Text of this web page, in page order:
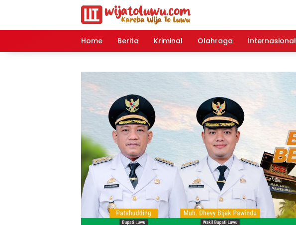
Home
Berita Kriminal Olahraga Internasional